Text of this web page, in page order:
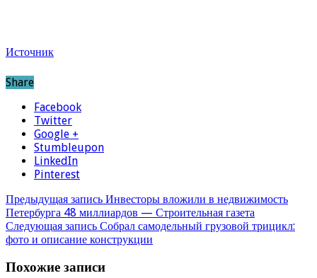
Источник
Share
Facebook
Twitter
Google +
Stumbleupon
LinkedIn
Pinterest
Предыдущая запись Инвесторы вложили в недвижимость
Петербурга 48 миллиардов — Строительная газета
Следующая запись Собрал самодельный грузовой трицикл:
фото и описание конструкции
Похожие записи